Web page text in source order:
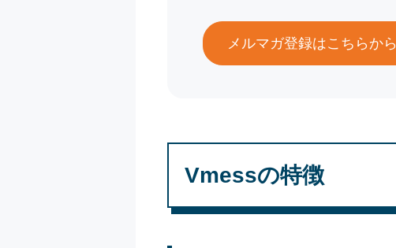
メルマガ登録はこちらから
Vmessの特徴